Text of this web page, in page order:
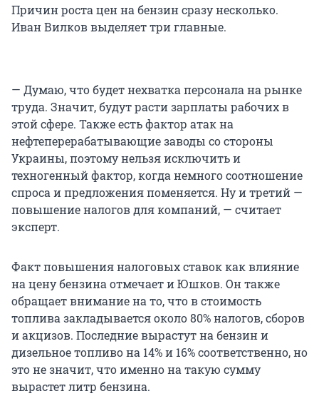
Причин роста цен на бензин сразу несколько.
Иван Вилков выделяет три главные.
— Думаю, что будет нехватка персонала на рынке
труда. Значит, будут расти зарплаты рабочих в
этой сфере. Также есть фактор атак на
нефтеперерабатывающие заводы со стороны
Украины, поэтому нельзя исключить и
техногенный фактор, когда немного соотношение
спроса и предложения поменяется. Ну и третий —
повышение налогов для компаний, — считает
эксперт.
Факт повышения налоговых ставок как влияние
на цену бензина отмечает и Юшков. Он также
обращает внимание на то, что в стоимость
топлива закладывается около 80% налогов, сборов
и акцизов. Последние вырастут на бензин и
дизельное топливо на 14% и 16% соответственно, но
это не значит, что именно на такую сумму
вырастет литр бензина.